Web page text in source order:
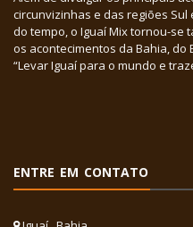
circunvizinhas e das regiões
do tempo, o Iguaí Mix tornou-se
os acontecimentos da Bahia,
“Levar Iguaí para o mundo e
ENTRE EM CONTATO